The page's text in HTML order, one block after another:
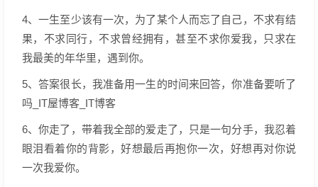
4、一生至少该有一次，为了某个人而忘了自己，不求有结
果，不求同行，不求曾经拥有，甚至不求你爱我，只求在
我最美的年华里，遇到你。
5、答案很长，我准备用一生的时间来回答，你准备要听了
吗_IT屋博客_IT博客
6、你走了，带着我全部的爱走了，只是一句分手，我忍着
眼泪看着你的背影，好想最后再抱你一次，好想再对你说
一次我爱你。